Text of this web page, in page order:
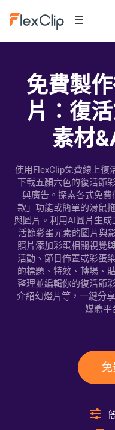
免費製
片：復
素材
使用FlexClip免費線上復
下載五顏六色的復活節
與廣告。探索各式免
款」功能或簡單的滑鼠
與圖片。利用AI圖片生
活節彩蛋元素的圖片與
照片添加彩蛋相關視覺
活動、節日佈置或彩蛋
的標題、特效、轉場、
整理並編輯你的復活節
介紹幻燈片等，一鍵分
媒體平
免